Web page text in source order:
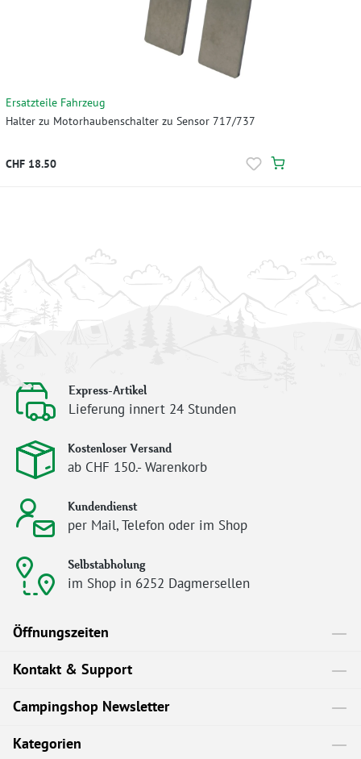
Ersatzteile Fahrzeug
Halter zu Motorhaubenschalter zu Sensor 717/737
CHF 18.50
Express-Artikel
Lieferung innert 24 Stunden
Kostenloser Versand
ab CHF 150.- Warenkorb
Kundendienst
per Mail, Telefon oder im Shop
Selbstabholung
im Shop in 6252 Dagmersellen
Öffnungszeiten
Kontakt & Support
Campingshop Newsletter
Kategorien